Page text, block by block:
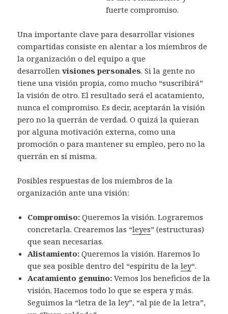
fuerte compromiso.
Una importante clave para desarrollar visiones
compartidas consiste en alentar a los miembros de
la organización o del equipo a que
desarrollenvisiones personales. Si la gente no
tiene una visión propia, como mucho “suscribirá”
la visión de otro. El resultado será el acatamiento,
nunca el compromiso. Es decir, aceptarán la visión
pero no la querrán de verdad. O quizá la quieran
por alguna motivación externa, como una
promoción o para mantener su empleo, pero no la
querrán en sí misma.
Posibles respuestas de los miembros de la
organización ante una visión:
Compromiso: Queremos la visión. Lograremos
concretarla. Crearemos las “leyes” (estructuras)
que sean necesarias.
Alistamiento: Queremos la visión. Haremos lo
que sea posible dentro del “espíritu de laley“.
Acatamiento genuino: Vemos los beneficios de la
visión. Hacemos todo lo que se espera y más.
Seguimos la “letra de la ley”, “al pie de la letra”,